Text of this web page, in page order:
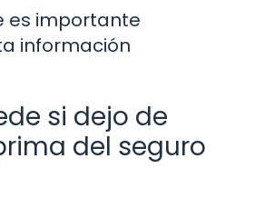
es importante
información
si dejo de
del seguro